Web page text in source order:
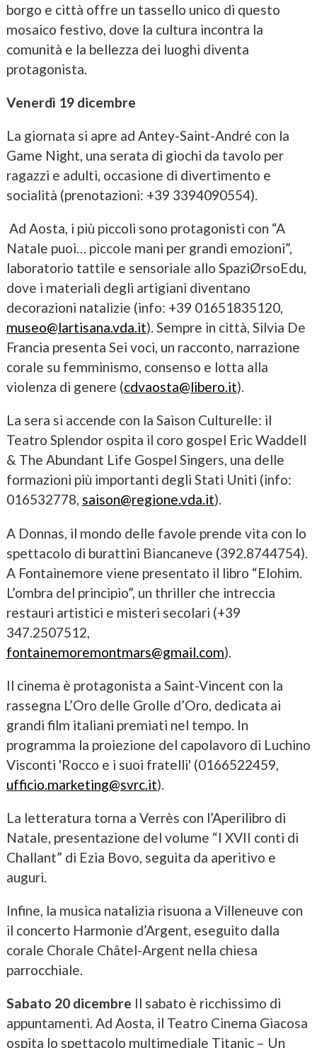
borgo e città offre un tassello unico di questo
mosaico festivo, dove la cultura incontra la
comunità e la bellezza dei luoghi diventa
protagonista.
Venerdì 19 dicembre
La giornata si apre ad Antey-Saint-André con la
Game Night, una serata di giochi da tavolo per
ragazzi e adulti, occasione di divertimento e
socialità (prenotazioni: +39 3394090554).
Ad Aosta, i più piccoli sono protagonisti con “A
Natale puoi… piccole mani per grandi emozioni”,
laboratorio tattile e sensoriale allo SpaziØrsoEdu,
dove i materiali degli artigiani diventano
decorazioni natalizie (info: +39 01651835120,
museo@lartisana.vda.it). Sempre in città, Silvia De
Francia presenta Sei voci, un racconto, narrazione
corale su femminismo, consenso e lotta alla
violenza di genere (cdvaosta@libero.it).
La sera si accende con la Saison Culturelle: il
Teatro Splendor ospita il coro gospel Eric Waddell
& The Abundant Life Gospel Singers, una delle
formazioni più importanti degli Stati Uniti (info:
016532778, saison@regione.vda.it).
A Donnas, il mondo delle favole prende vita con lo
spettacolo di burattini Biancaneve (392.8744754).
A Fontainemore viene presentato il libro “Elohim.
L’ombra del principio”, un thriller che intreccia
restauri artistici e misteri secolari (+39
347.2507512,
fontainemoremontmars@gmail.com).
Il cinema è protagonista a Saint-Vincent con la
rassegna L’Oro delle Grolle d’Oro, dedicata ai
grandi film italiani premiati nel tempo. In
programma la proiezione del capolavoro di Luchino
Visconti 'Rocco e i suoi fratelli' (0166522459,
ufficio.marketing@svrc.it).
La letteratura torna a Verrès con l’Aperilibro di
Natale, presentazione del volume “I XVII conti di
Challant” di Ezia Bovo, seguita da aperitivo e
auguri.
Infine, la musica natalizia risuona a Villeneuve con
il concerto Harmonie d’Argent, eseguito dalla
corale Chorale Châtel-Argent nella chiesa
parrocchiale.
Sabato 20 dicembre Il sabato è ricchissimo di
appuntamenti. Ad Aosta, il Teatro Cinema Giacosa
ospita lo spettacolo multimediale Titanic – Un